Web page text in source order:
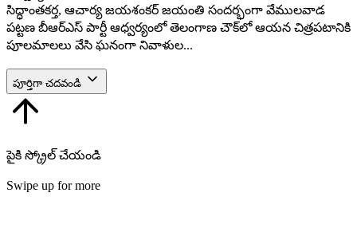
సిద్ధాంతకర్త, ఆచార్య జయశంకర్ జయంతి సందర్భంగా వేములవాడ
పట్టణ బీఆర్ఎస్ పార్టీ ఆధ్వర్యంలో తెలంగాణ చౌక్‌లో ఆయన చిత్రపటానికి
పూలమాలలు వేసి ఘనంగా నివాళుల...
పూర్తిగా చదవండి
పైకి స్క్రోల్ చేయండి
Swipe up for more